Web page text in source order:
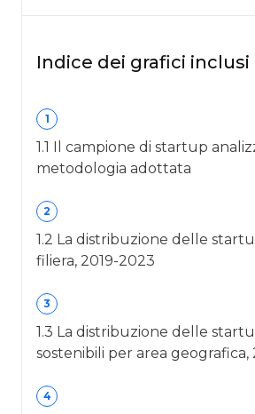
Indice dei grafici inclusi
1
1.1 Il campione di startup
metodologia adottata
2
1.2 La distribuzione delle
filiera, 2019-2023
3
1.3 La distribuzione delle
sostenibili per area geografica,
4